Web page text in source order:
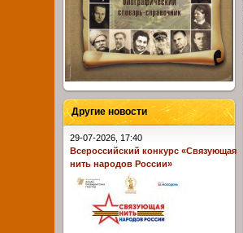
Другие новости
29-07-2026, 17:40
Всероссийский конкурс «Связующая
нить народов России»